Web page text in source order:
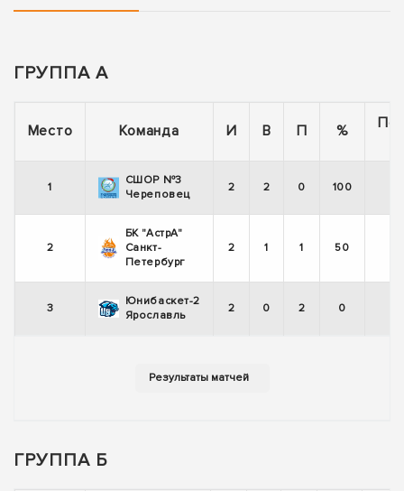
ГРУППА А
Место Команда И В П %
1
СШОР №3
Череповец
2 2 0 100
2
БК "АстрА"
Санкт-
Петербург
2 1 1 50
3
Юнибаскет-2
Ярославль
2 0 2 0
ГРУППА Б